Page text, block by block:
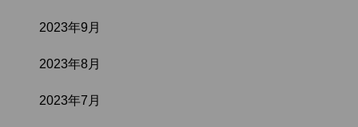
2023年9月
2023年8月
2023年7月